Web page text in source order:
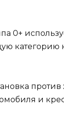
0+
категорию
и